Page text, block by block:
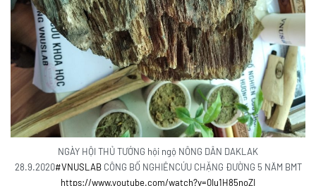
NGÀY HỘI THỦ TƯỚNG hội ngộ NÔNG DÂN DAKLAK
28.9.2020#VNUSLABCÔNG BỐ NGHIÊNCỨU CHẶNG ĐƯỜNG 5 NĂM BMT
https://www.youtube.com/watch?v=0Iu1H85noZI